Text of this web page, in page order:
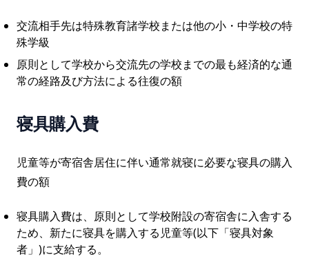
交流相手先は特殊教育諸学校または他の小・中学校の特
殊学級
原則として学校から交流先の学校までの最も経済的な通
常の経路及び方法による往復の額
寝具購入費
児童等が寄宿舎居住に伴い通常就寝に必要な寝具の購入
費の額
寝具購入費は、原則として学校附設の寄宿舎に入舎する
ため、新たに寝具を購入する児童等(以下「寝具対象
者」)に支給する。